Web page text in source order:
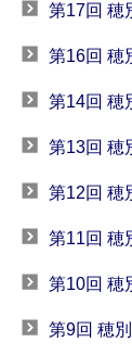
第17回 穂
第16回 穂
第14回 穂
第13回 穂
第12回 穂
第11回 穂
第10回 穂
第9回 穂